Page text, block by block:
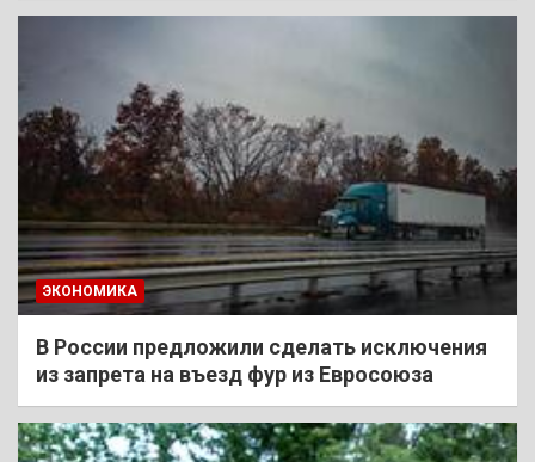
ЭКОНОМИКА
В России предложили сделать исключения
из запрета на въезд фур из Евросоюза